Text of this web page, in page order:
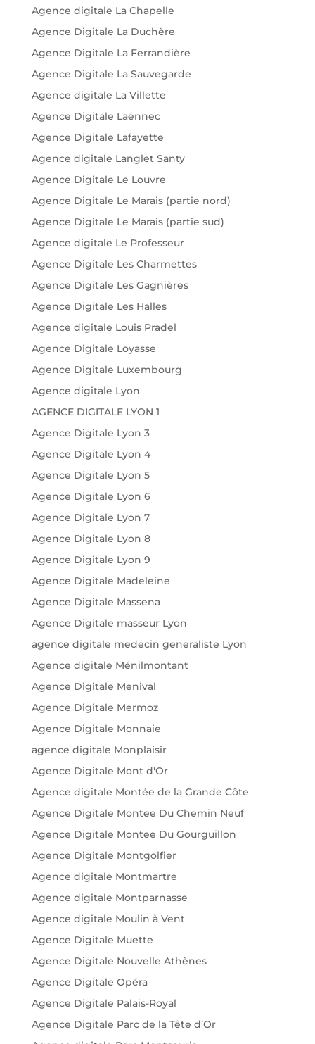
Agence digitale La Chapelle
Agence Digitale La Duchère
Agence Digitale La Ferrandière
Agence Digitale La Sauvegarde
Agence digitale La Villette
Agence Digitale Laënnec
Agence Digitale Lafayette
Agence digitale Langlet Santy
Agence Digitale Le Louvre
Agence Digitale Le Marais (partie nord)
Agence Digitale Le Marais (partie sud)
Agence digitale Le Professeur
Agence Digitale Les Charmettes
Agence Digitale Les Gagnières
Agence Digitale Les Halles
Agence digitale Louis Pradel
Agence Digitale Loyasse
Agence Digitale Luxembourg
Agence digitale Lyon
AGENCE DIGITALE LYON 1
Agence Digitale Lyon 3
Agence Digitale Lyon 4
Agence Digitale Lyon 5
Agence Digitale Lyon 6
Agence Digitale Lyon 7
Agence Digitale Lyon 8
Agence Digitale Lyon 9
Agence Digitale Madeleine
Agence Digitale Massena
Agence Digitale masseur Lyon
agence digitale medecin generaliste Lyon
Agence digitale Ménilmontant
Agence Digitale Menival
Agence Digitale Mermoz
Agence Digitale Monnaie
agence digitale Monplaisir
Agence Digitale Mont d'Or
Agence digitale Montée de la Grande Côte
Agence Digitale Montee Du Chemin Neuf
Agence Digitale Montee Du Gourguillon
Agence Digitale Montgolfier
Agence digitale Montmartre
Agence digitale Montparnasse
Agence digitale Moulin à Vent
Agence Digitale Muette
Agence Digitale Nouvelle Athènes
Agence Digitale Opéra
Agence Digitale Palais-Royal
Agence Digitale Parc de la Tête d’Or